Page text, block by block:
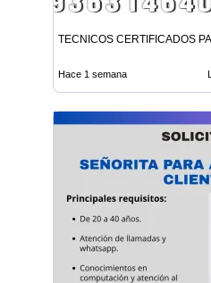
TECNICOS CERTIFICADOS
Hace 1 semana